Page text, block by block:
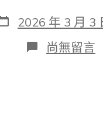
2026 年 3 月 3
在
〈用
尚無留言